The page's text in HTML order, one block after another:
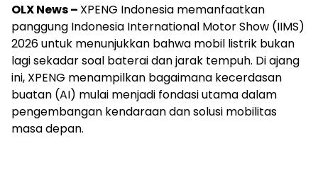
OLX News – XPENG Indonesia memanfaatkan
panggung Indonesia International Motor Show (IIMS)
2026 untuk menunjukkan bahwa mobil listrik bukan
lagi sekadar soal baterai dan jarak tempuh. Di ajang
ini, XPENG menampilkan bagaimana kecerdasan
buatan (AI) mulai menjadi fondasi utama dalam
pengembangan kendaraan dan solusi mobilitas
masa depan.